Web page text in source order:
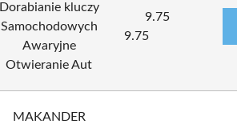
Dorabianie kluczy
Samochodowych
Awaryjne
Otwieranie Aut
9.75
9.75
MAKANDER